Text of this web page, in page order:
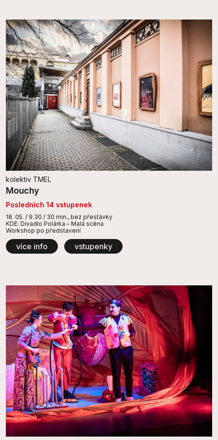
kolektiv TMEL
Mouchy
Posledních 14 vstupenek
18. 05. / 9.30 / 30 min., bez přestávky
KDE: Divadlo Polárka – Malá scéna
Workshop po představení
více info vstupenky